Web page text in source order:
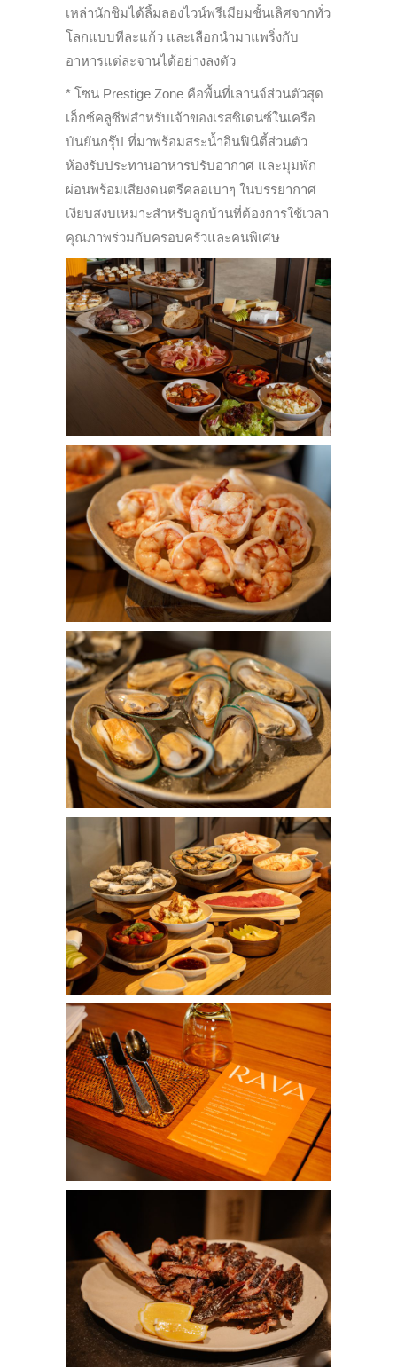
เหล่านักชิมได้ลิ้มลองไวน์พรีเมียมชั้นเลิศจากทั่ว
โลกแบบทีละแก้ว และเลือกนำมาแพริ่งกับ
อาหารแต่ละจานได้อย่างลงตัว
* โซน Prestige Zone คือพื้นที่เลานจ์ส่วนตัวสุด
เอ็กซ์คลูซีฟสำหรับเจ้าของเรสซิเดนซ์ในเครือ
บันยันกรุ๊ป ที่มาพร้อมสระน้ำอินฟินิตี้ส่วนตัว
ห้องรับประทานอาหารปรับอากาศ และมุมพัก
ผ่อนพร้อมเสียงดนตรีคลอเบาๆ ในบรรยากาศ
เงียบสงบเหมาะสำหรับลูกบ้านที่ต้องการใช้เวลา
คุณภาพร่วมกับครอบครัวและคนพิเศษ